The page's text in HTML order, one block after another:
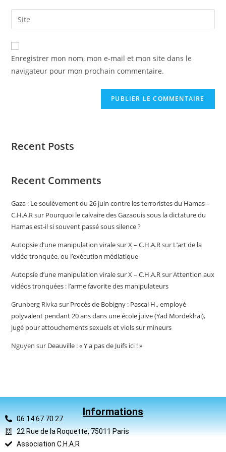
Enregistrer mon nom, mon e-mail et mon site dans le
navigateur pour mon prochain commentaire.
Recent Posts
Recent Comments
Gaza : Le soulèvement du 26 juin contre les terroristes du Hamas –
C.H.A.Rsur Pourquoi le calvaire des Gazaouis sous la dictature du
Hamas est-il si souvent passé sous silence ?
Autopsie d’une manipulation virale sur X – C.H.A.Rsur L’art de la
vidéo tronquée, ou l’exécution médiatique
Autopsie d’une manipulation virale sur X – C.H.A.RsurAttention aux
vidéos tronquées : l’arme favorite des manipulateurs
Grunberg Rivkasur Procès de Bobigny : Pascal H., employé
polyvalent pendant 20 ans dans une école juive (Yad Mordekhai),
jugé pour attouchements sexuels et viols sur mineurs
Nguyen sur Deauville : « Y a pas de Juifs ici ! »
Informations
06 14 67 70 27
22 Rue de la Roquette, 75011 Paris
Association C.H.A.R